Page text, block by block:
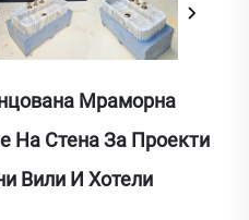
Мраморна
На Стена За Проекти
Вили И Хотели